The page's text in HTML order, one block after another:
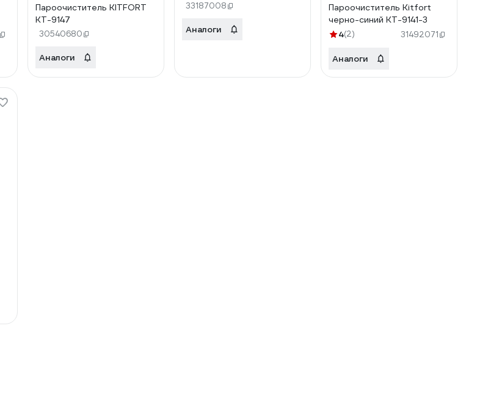
Пароочиститель KITFORT
КТ-9147
30540680
Аналоги
33187008
Аналоги
Пароочиститель Kitfort
черно-синий КТ-9141-3
4(2) 31492071
Аналоги